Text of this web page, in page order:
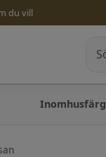
du vill
Inomhusfärg